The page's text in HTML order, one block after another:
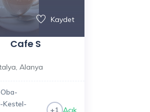
Kaydet
Cafe S
, Alanya
Kestel-
+1 Açık